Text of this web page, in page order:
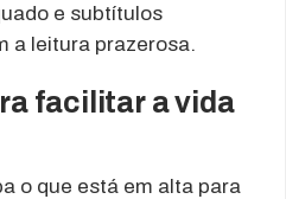
e subtítulos
a leitura prazerosa.
facilitar a vida
o que está em alta para